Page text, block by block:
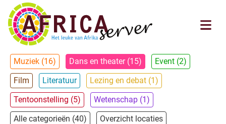
Muziek (16) Dans en theater (15)
Event (2)
Film
Literatuur
Lezing en debat (1)
Tentoonstelling (5)
Wetenschap (1)
Alle categorieën (40)
Overzicht locaties